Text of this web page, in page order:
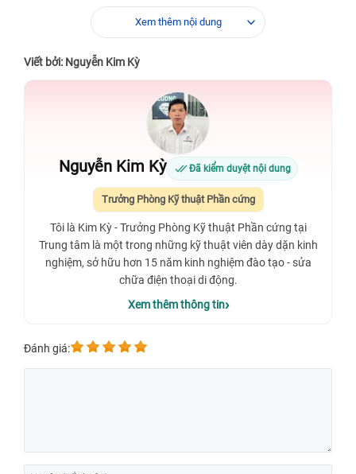
Xem thêm nội dung
Viết bởi: Nguyễn Kim Kỳ
Nguyễn Kim Kỳ Đã kiểm duyệt nội dung
Trưởng Phòng Kỹ thuật Phần cứng
Tôi là Kim Kỳ - Trưởng Phòng Kỹ thuật Phần cứng tại
Trung tâm là một trong những kỹ thuật viên dày dặn kinh
nghiệm, sở hữu hơn 15 năm kinh nghiệm đào tạo - sửa
chữa điện thoại di động.
Xem thêm thông tin
Đánh giá: